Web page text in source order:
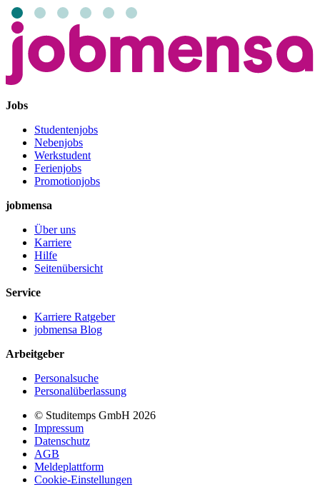
Jobs
Studentenjobs
Nebenjobs
Werkstudent
Ferienjobs
Promotionjobs
jobmensa
Über uns
Karriere
Hilfe
Seitenübersicht
Service
Karriere Ratgeber
jobmensa Blog
Arbeitgeber
Personalsuche
Personalüberlassung
© Studitemps GmbH 2026
Impressum
Datenschutz
AGB
Meldeplattform
Cookie-Einstellungen